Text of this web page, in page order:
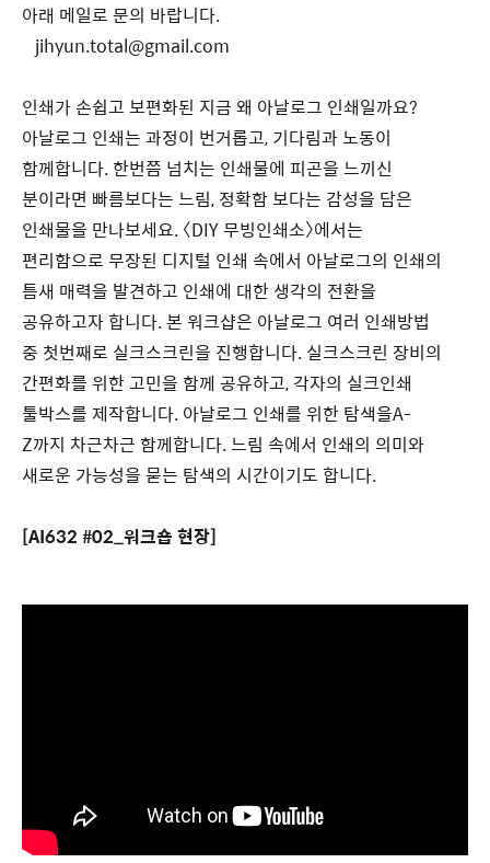
아래 메일로 문의 바랍니다.
jihyun.total@gmail.com
인쇄가 손쉽고 보편화된 지금 왜 아날로그 인쇄일까요?
아날로그 인쇄는 과정이 번거롭고, 기다림과 노동이
함께합니다. 한번쯤 넘치는 인쇄물에 피곤을 느끼신
분이라면 빠름보다는 느림, 정확함 보다는 감성을 담은
인쇄물을 만나보세요. 〈DIY 무빙인쇄소〉에서는
편리함으로 무장된 디지털 인쇄 속에서 아날로그의 인쇄의
틈새 매력을 발견하고 인쇄에 대한 생각의 전환을
공유하고자 합니다. 본 워크샵은 아날로그 여러 인쇄방법
중 첫번째로 실크스크린을 진행합니다. 실크스크린 장비의
간편화를 위한 고민을 함께 공유하고, 각자의 실크인쇄
툴박스를 제작합니다. 아날로그 인쇄를 위한 탐색을A-
Z까지 차근차근 함께합니다. 느림 속에서 인쇄의 의미와
새로운 가능성을 묻는 탐색의 시간이기도 합니다.
[AI632 #02_워크숍 현장]